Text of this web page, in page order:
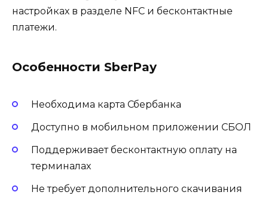
настройках в разделе NFC и бесконтактные
платежи.
Особенности SberPay
Необходима карта Сбербанка
Доступно в мобильном приложении СБОЛ
Поддерживает бесконтактную оплату на
терминалах
Не требует дополнительного скачивания